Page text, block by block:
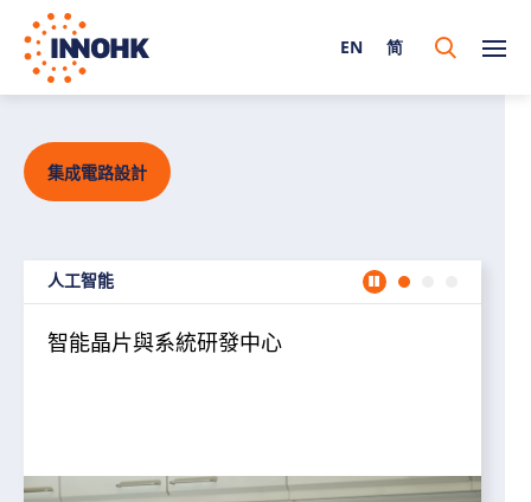
EN 简
集成電路設計
人工智能
智能晶片與系統研發中心